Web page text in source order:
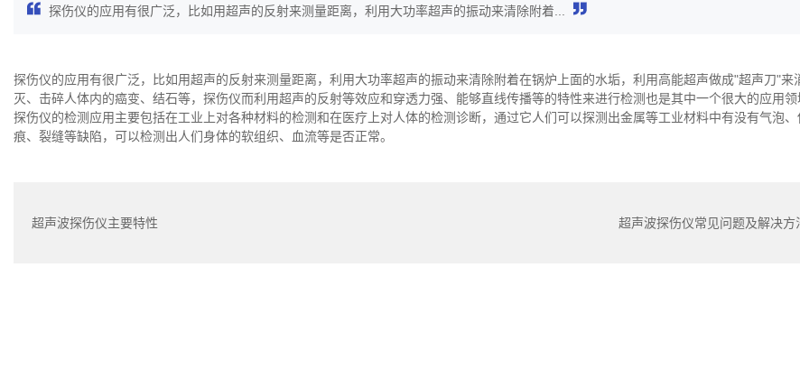
探伤仪的应用有很广泛，比如用超声的反射来测量距离，利用大功率超声的振动来清除附着...
探伤仪的应用有很广泛，比如用超声的反射来测量距离，利用大功率超声的振动来清除附着在锅炉上面的水垢，利用高能超声做成"超声刀"来
灭、击碎人体内的癌变、结石等，探伤仪而利用超声的反射等效应和穿透力强、能够直线传播等的特性来进行检测也是其中一个很大的应用领
探伤仪的检测应用主要包括在工业上对各种材料的检测和在医疗上对人体的检测诊断，通过它人们可以探测出金属等工业材料中有没有气泡、
痕、裂缝等缺陷，可以检测出人们身体的软组织、血流等是否正常。
超声波探伤仪主要特性 超声波探伤仪常见问题及解决方